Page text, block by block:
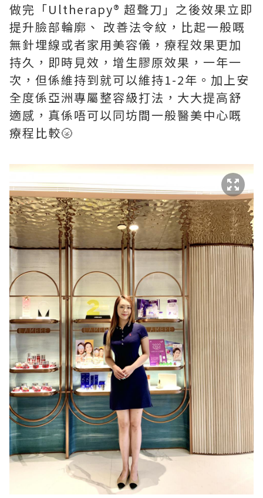
做完「Ultherapy®️ 超聲刀」之後效果立即
提升臉部輪廓、 改善法令紋，比起一般嘅
無針埋線或者家用美容儀，療程效果更加
持久，即時見效，增生膠原效果，一年一
次，但係維持到就可以維持1-2年。加上安
全度係亞洲專屬整容級打法，大大提高舒
適感，真係唔可以同坊間一般醫美中心嘅
療程比較🌝